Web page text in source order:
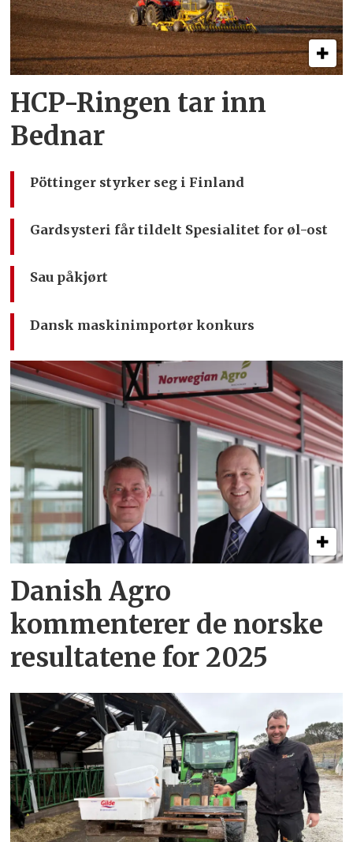
HCP-Ringen tar inn
Bednar
Pöttinger styrker seg i Finland
Gardsysteri får tildelt Spesialitet for øl-ost
Sau påkjørt
Dansk maskinimportør konkurs
Danish Agro
kommenterer de norske
resultatene for 2025